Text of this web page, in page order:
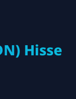
Hisse